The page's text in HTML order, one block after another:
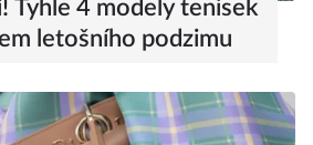
Tyhle 4 modely tenisek
letošního podzimu